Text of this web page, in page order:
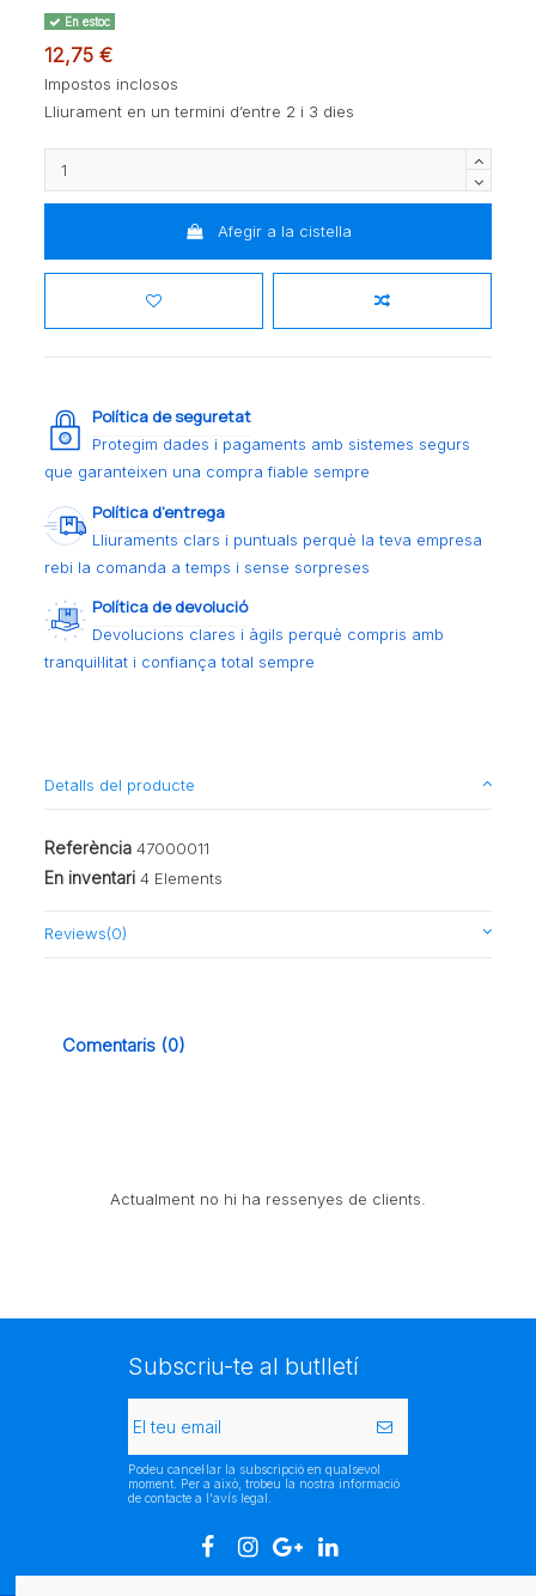
En estoc
12,75 €
Impostos inclosos
Lliurament en un termini d’entre 2 i 3 dies
Afegir a la cistella
Política de seguretat
Protegim dades i pagaments amb sistemes segurs
que garanteixen una compra fiable sempre
Política d’entrega
Lliuraments clars i puntuals perquè la teva empresa
rebi la comanda a temps i sense sorpreses
Política de devolució
Devolucions clares i àgils perquè compris amb
tranquil·litat i confiança total sempre
Detalls del producte
Referència 47000011
En inventari 4 Elements
Reviews(0)
Comentaris (0)
Actualment no hi ha ressenyes de clients.
Subscriu-te al butlletí
Podeu cancel·lar la subscripció en qualsevol
moment. Per a això, trobeu la nostra informació
de contacte a l'avís legal.